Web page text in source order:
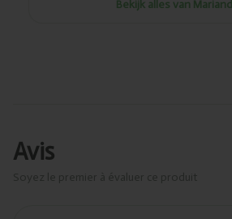
Bekijk alles van Mariandl
Avis